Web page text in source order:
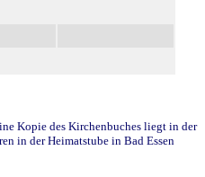
Kopie des Kirchenbuches liegt in der
in der Heimatstube in Bad Essen